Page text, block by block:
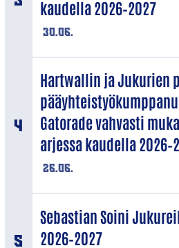
30.06.
kaudella 2026–2027
26.06.
Hartwallin ja Jukurien
Gatorade vahvasti
arjessa kaudella
Sebastian Soini
2026–2027